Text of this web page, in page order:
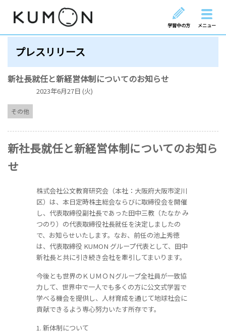
学習中の方 メニュー
プレスリリース
新社長就任と新経営体制についてのお知らせ
2023年6月27日 (火)
その他
新社長就任と新経営体制についてのお知ら
せ
株式会社公文教育研究会（本社：大阪府大阪市淀川
区）は、本日定時株主総会ならびに取締役会を開催
し、代表取締役副社長であった田中三教（たなか み
つのり）の代表取締役社長就任を決定しましたの
で、お知らせいたします。なお、前任の池上秀徳
は、代表取締役 KUMON グループ代表として、田中
新社長と共に引き続き会社を牽引してまいります。
今後とも世界のＫＵＭＯＮグループ全社員が一致協
力して、世界中で一人でも多くの方に公文式学習で
学べる機会を提供し、人材育成を通じて地球社会に
貢献できるよう専心努力いたす所存です。
1. 新体制について